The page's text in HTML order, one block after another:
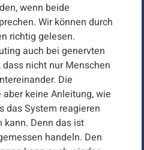
wenn beide
Wir können durch
richtig gelesen.
auch bei genervten
nicht nur Menschen
Die
keine Anleitung, wie
das System reagieren
kann. Denn das ist
handeln. Den